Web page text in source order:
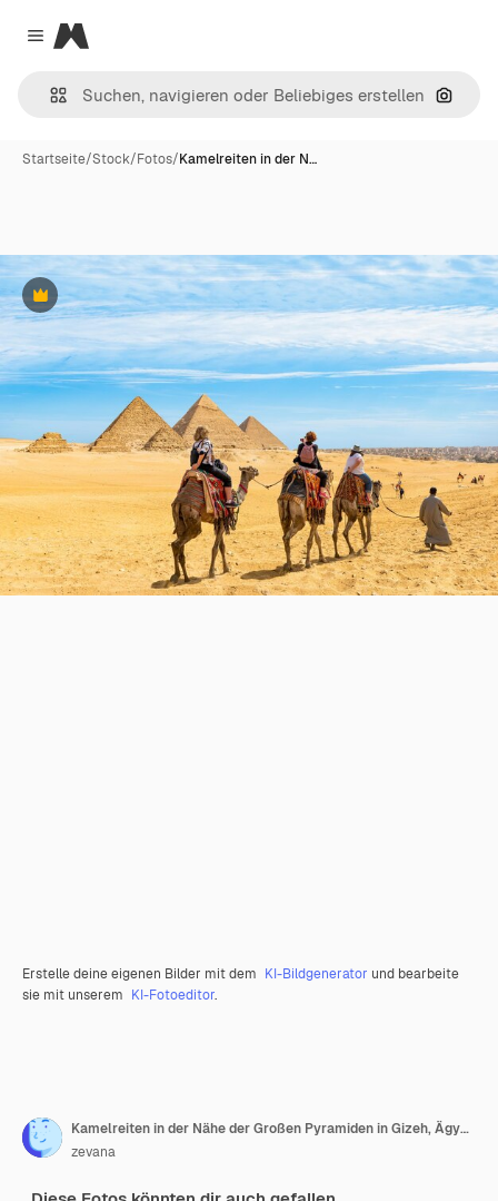
Close menu
Magnific
Nach
Startseite/Stock/Fotos/Kamelreiten in der N…
Premium
Erstelle deine eigenen Bilder mit dem KI-Bildgenerator und bearbeite
sie mit unserem KI-Fotoeditor.
Kamelreiten in der Nähe der Großen Pyramiden in Gizeh, Ägypten
zevana